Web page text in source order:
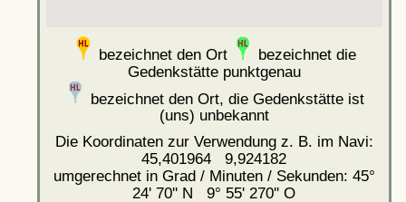
bezeichnet den Ort
bezeichnet die
Gedenkstätte punktgenau
bezeichnet den Ort, die Gedenkstätte ist
(uns) unbekannt
Die Koordinaten zur Verwendung z. B. im Navi:
45,401964 9,924182
umgerechnet in Grad / Minuten / Sekunden: 45°
24' 70'' N 9° 55' 270'' O